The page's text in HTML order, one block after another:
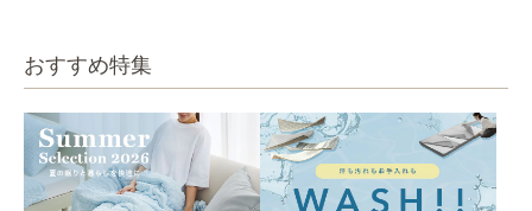
おすすめ特集